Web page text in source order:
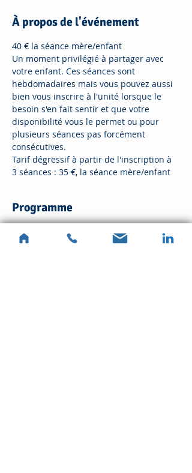
À propos de l'événement
40 € la séance mère/enfant
Un moment privilégié à partager avec
votre enfant. Ces séances sont
hebdomadaires mais vous pouvez aussi
bien vous inscrire à l'unité lorsque le
besoin s'en fait sentir et que votre
disponibilité vous le permet ou pour
plusieurs séances pas forcément
consécutives.
Tarif dégressif à partir de l'inscription à
3 séances : 35 €, la séance mère/enfant
Programme
17:30 - 18:30
1 hora